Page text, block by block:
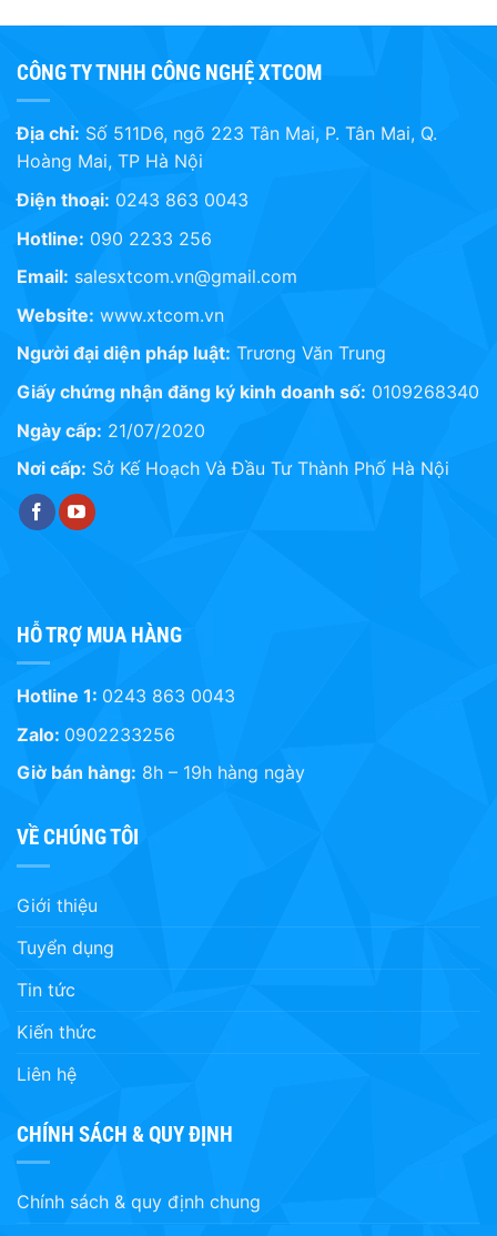
CÔNG TY TNHH CÔNG NGHỆ XTCOM
Địa chỉ: Số 511D6, ngõ 223 Tân Mai, P. Tân Mai, Q.
Hoàng Mai, TP Hà Nội
Điện thoại: 0243 863 0043
Hotline: 090 2233 256
Email: salesxtcom.vn@gmail.com
Website: www.xtcom.vn
Người đại diện pháp luật: Trương Văn Trung
Giấy chứng nhận đăng ký kinh doanh số: 0109268340
Ngày cấp: 21/07/2020
Nơi cấp: Sở Kế Hoạch Và Đầu Tư Thành Phố Hà Nội
HỖ TRỢ MUA HÀNG
Hotline 1: 0243 863 0043
Zalo: 0902233256
Giờ bán hàng: 8h – 19h hàng ngày
VỀ CHÚNG TÔI
Giới thiệu
Tuyển dụng
Tin tức
Kiến thức
Liên hệ
CHÍNH SÁCH & QUY ĐỊNH
Chính sách & quy định chung